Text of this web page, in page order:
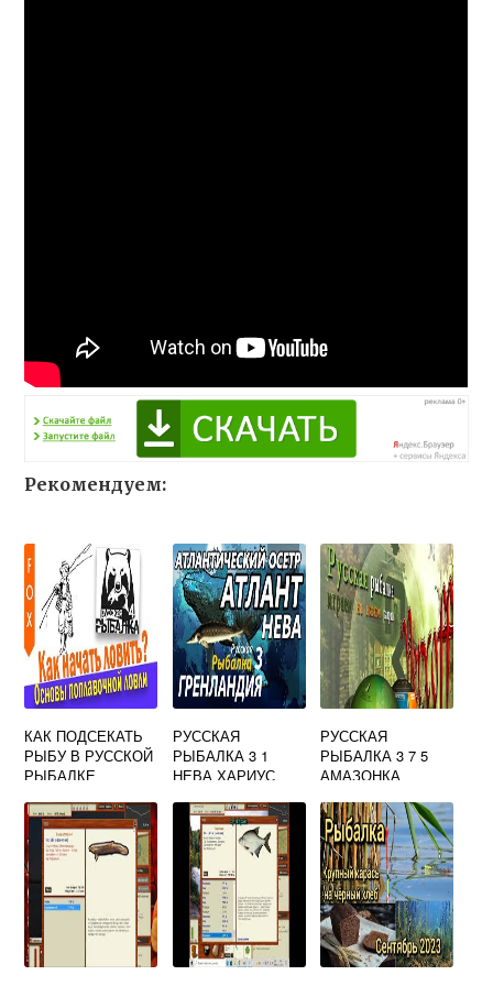
Рекомендуем:
КАК ПОДСЕКАТЬ
РЫБУ В РУССКОЙ
РЫБАЛКЕ
РУССКАЯ
РЫБАЛКА 3 1
НЕВА ХАРИУС
РУССКАЯ
РЫБАЛКА 3 7 5
АМАЗОНКА